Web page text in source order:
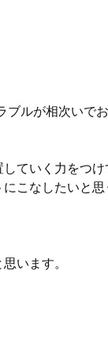
ルが相次いで
ていく力をつ
こなしたいと思
います。